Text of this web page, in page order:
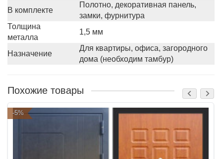
В комплекте
Полотно, декоративная панель,
замки, фурнитура
Толщина
металла
1,5 мм
Назначение
Для квартиры, офиса, загородного
дома (необходим тамбур)
Похожие товары
-5%